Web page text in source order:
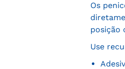
Os
posição
Use